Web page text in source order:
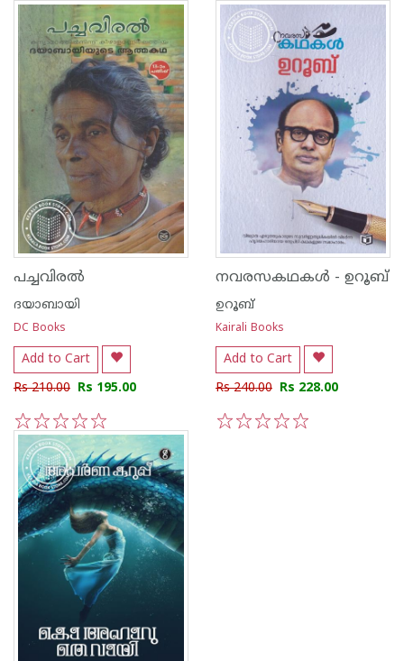
5
4
3
2
1 5
4
3
2
1
പച്ചവിരല്‍
ദയാബായി
DC Books
Add to Cart
Rs 210.00 Rs 195.00
5
4
3
2
1
നവരസകഥകള്‍ - ഉറൂബ്
ഉറൂബ്‌
Kairali Books
Add to Cart
Rs 240.00 Rs 228.00